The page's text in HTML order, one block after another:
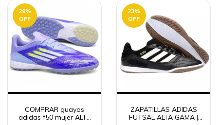
29%
OFF
COMPRAR guayos
adidas f50 mujer ALTA
23%
OFF
ZAPATILLAS ADIDAS
FUTSAL ALTA GAMA |